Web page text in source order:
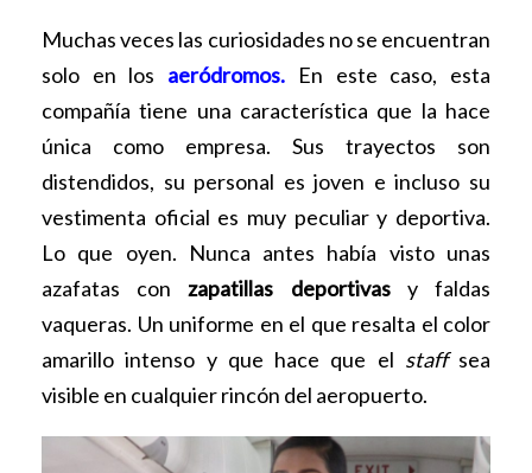
Muchas veces las curiosidades no se encuentran
solo en los aeródromos. En este caso, esta
compañía tiene una característica que la hace
única como empresa. Sus trayectos son
distendidos, su personal es joven e incluso su
vestimenta oficial es muy peculiar y deportiva.
Lo que oyen. Nunca antes había visto unas
azafatas conzapatillas deportivasy faldas
vaqueras. Un uniforme en el que resalta el color
amarillo intenso y que hace que el staffsea
visible en cualquier rincón del aeropuerto.